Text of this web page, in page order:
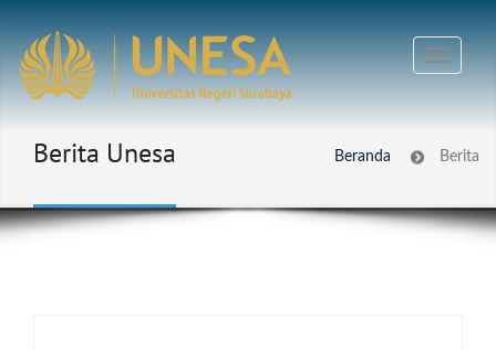
Berita Unesa Beranda Berita